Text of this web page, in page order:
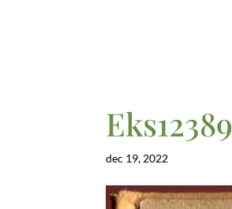
Eks12389
dec 19, 2022